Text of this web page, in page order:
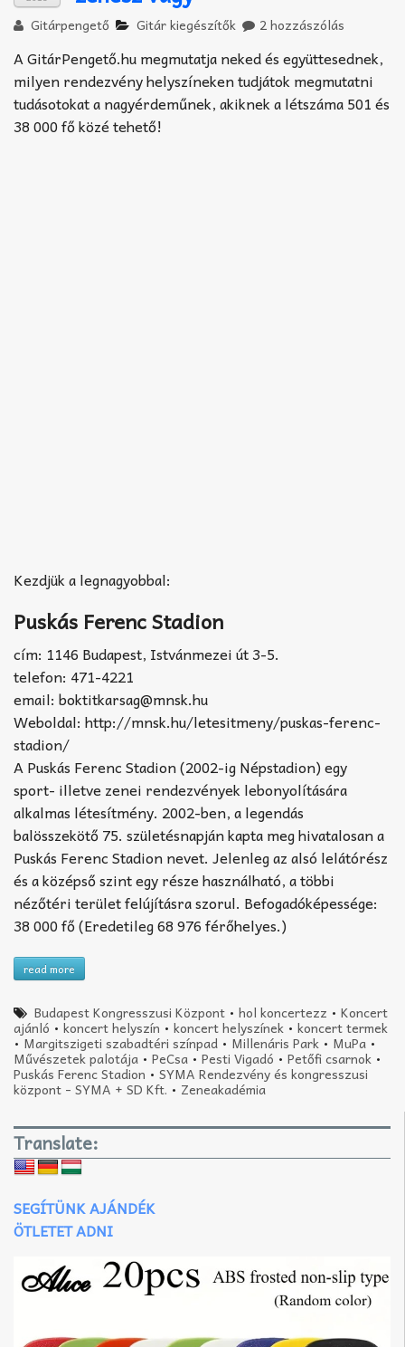
Improvizáció
Gitárpengető Gitár kiegészítők 2 hozzászólás
A GitárPengető.hu megmutatja neked és együttesednek,
milyen rendezvény helyszíneken tudjátok megmutatni
tudásotokat a nagyérdeműnek, akiknek a létszáma 501 és
38 000 fő közé tehető!
Kezdjük a legnagyobbal:
Puskás Ferenc Stadion
cím: 1146 Budapest, Istvánmezei út 3-5.
telefon: 471-4221
email: boktitkarsag@mnsk.hu
Weboldal: http://mnsk.hu/letesitmeny/puskas-ferenc-
stadion/
A Puskás Ferenc Stadion (2002-ig Népstadion) egy
sport- illetve zenei rendezvények lebonyolítására
alkalmas létesítmény. 2002-ben, a legendás
balösszekötő 75. születésnapján kapta meg hivatalosan a
Puskás Ferenc Stadion nevet. Jelenleg az alsó lelátórész
és a középső szint egy része használható, a többi
nézőtéri terület felújításra szorul. Befogadóképessége:
38 000 fő (Eredetileg 68 976 férőhelyes.)
read more
Budapest Kongresszusi Központ •hol koncertezz •Koncert
ajánló • koncert helyszín • koncert helyszínek • koncert termek
•Margitszigeti szabadtéri színpad • Millenáris Park • MuPa •
Művészetek palotája • PeCsa •Pesti Vigadó • Petőfi csarnok •
Puskás Ferenc Stadion • SYMA Rendezvény és kongresszusi
központ - SYMA + SD Kft. • Zeneakadémia
Translate:
SEGÍTÜNK AJÁNDÉK
ÖTLETET ADNI